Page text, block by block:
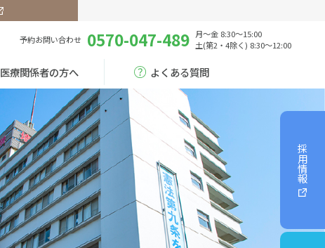
予約お問い合わせ 0570-047-489 月～金 8:30～15:00
土(第2・4除く) 8:30～12:00
医療関係者の方へ よくある質問
採用情報